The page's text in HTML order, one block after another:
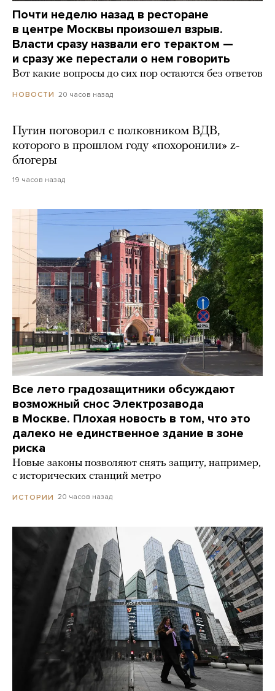
Почти неделю назад в ресторане
в центре Москвы произошел взрыв.
Власти сразу назвали его терактом —
и сразу же перестали о нем говорить
Вот какие вопросы до сих пор остаются без ответов
НОВОСТИ 20 часов назад
Путин поговорил с полковником ВДВ,
которого в прошлом году «похоронили» z-
блогеры
19 часов назад
Все лето градозащитники обсуждают
возможный снос Электрозавода
в Москве. Плохая новость в том, что это
далеко не единственное здание в зоне
риска
Новые законы позволяют снять защиту, например,
с исторических станций метро
ИСТОРИИ 20 часов назад